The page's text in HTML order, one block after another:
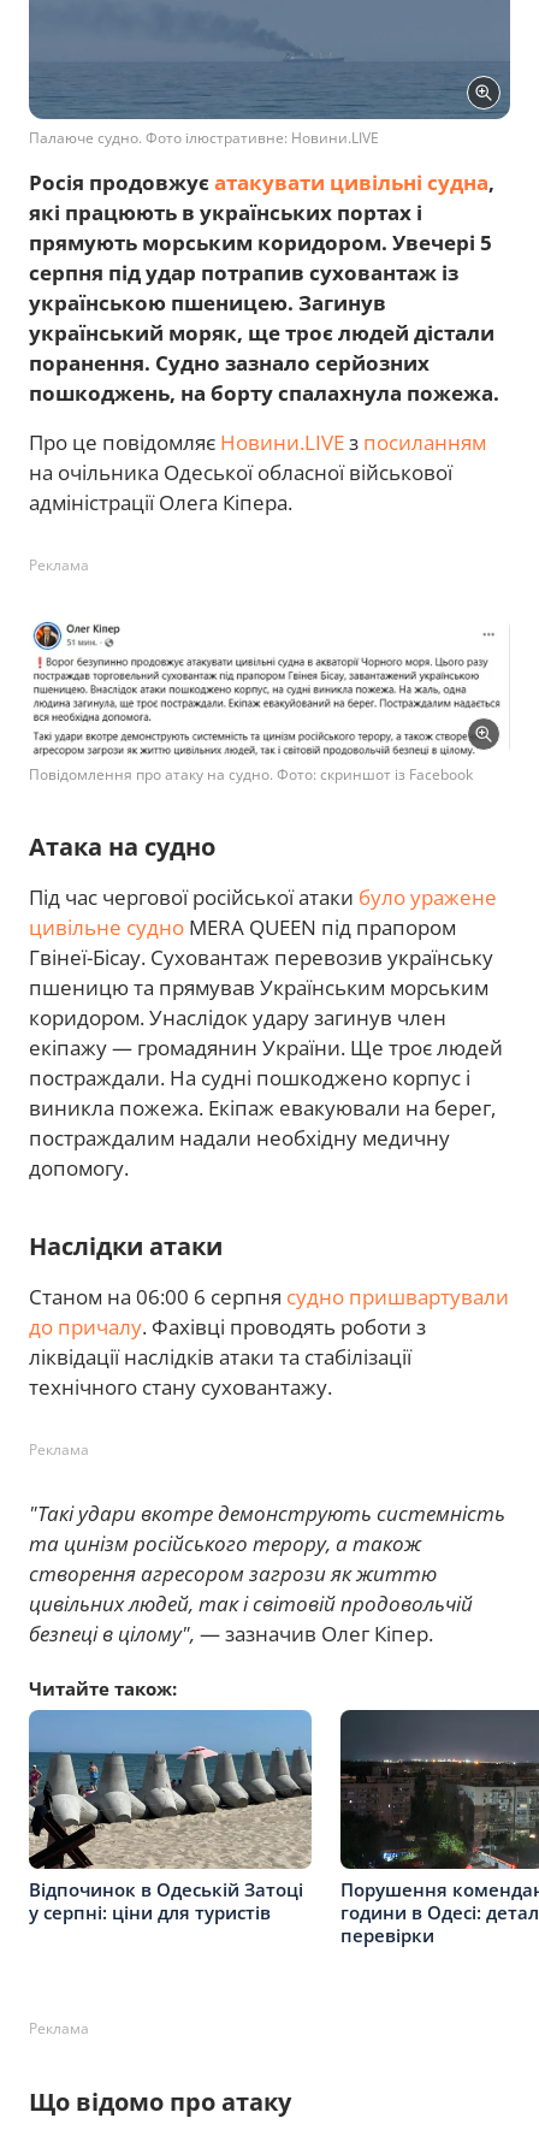
Палаюче судно. Фото ілюстративне: Новини.LIVE
Росія продовжуєатакувати цивільні судна,
які працюють в українських портах і
прямують морським коридором. Увечері 5
серпня під удар потрапив суховантаж із
українською пшеницею. Загинув
український моряк, ще троє людей дістали
поранення. Судно зазнало серйозних
пошкоджень, на борту спалахнула пожежа.
Про це повідомляє Новини.LIVEз посиланням
на очільника Одеської обласної військової
адміністрації Олега Кіпера.
Реклама
Повідомлення про атаку на судно. Фото: скриншот із Facebook
Атака на судно
Під час чергової російської атаки було уражене
цивільне судно MERA QUEEN під прапором
Гвінеї-Бісау. Суховантаж перевозив українську
пшеницю та прямував Українським морським
коридором. Унаслідок удару загинув член
екіпажу — громадянин України. Ще троє людей
постраждали. На судні пошкоджено корпус і
виникла пожежа. Екіпаж евакуювали на берег,
постраждалим надали необхідну медичну
допомогу.
Наслідки атаки
Станом на 06:00 6 серпня судно пришвартували
до причалу. Фахівці проводять роботи з
ліквідації наслідків атаки та стабілізації
технічного стану суховантажу.
Реклама
"Такі удари вкотре демонструють системність
та цинізм російського терору, а також
створення агресором загрози як життю
цивільних людей, так і світовій продовольчій
безпеці в цілому", — зазначив Олег Кіпер.
Читайте також:
Відпочинок в Одеській Затоці
у серпні: ціни для туристів
Порушення
години в Одесі:
перевірки
Реклама
Що відомо про атаку